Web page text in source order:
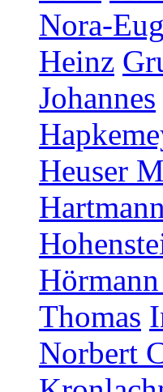
Nora-
Heinz
Johannes
Heuser
Hartmann
Thomas
Norbert